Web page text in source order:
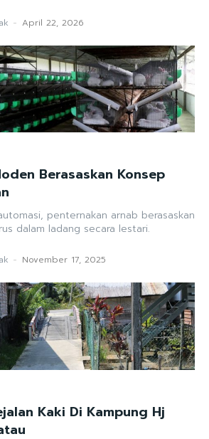
- April 22, 2026
Berasaskan Konsep
penternakan arnab berasaskan
dalam ladang secara lestari.
- November 17, 2025
Kaki Di Kampung Hj